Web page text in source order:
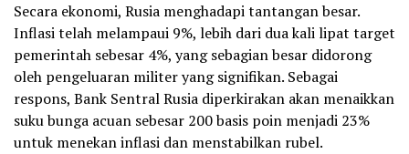
Secara ekonomi, Rusia menghadapi tantangan besar.
Inflasi telah melampaui 9%, lebih dari dua kali lipat target
pemerintah sebesar 4%, yang sebagian besar didorong
oleh pengeluaran militer yang signifikan. Sebagai
respons, Bank Sentral Rusia diperkirakan akan menaikkan
suku bunga acuan sebesar 200 basis poin menjadi 23%
untuk menekan inflasi dan menstabilkan rubel.